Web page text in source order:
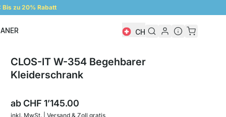
Bis zu 20% Rabatt
CH
CLOS-IT W-354 Begehbarer
Kleiderschrank
abCHF 1’145.00
inkl. MwSt. | Versand & Zoll gratis